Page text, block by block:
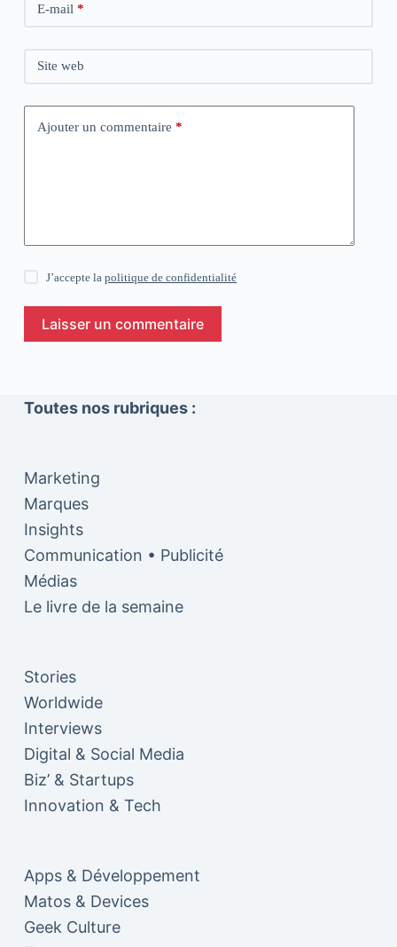
E-mail*
Site web
Ajouter un commentaire *
J’accepte lapolitique de confidentialité
Laisser un commentaire
Toutes nos rubriques :
Marketing
Marques
Insights
Communication • Publicité
Médias
Le livre de la semaine
Stories
Worldwide
Interviews
Digital & Social Media
Biz’ & Startups
Innovation & Tech
Apps & Développement
Matos & Devices
Geek Culture